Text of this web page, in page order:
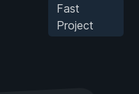
Fast
Project